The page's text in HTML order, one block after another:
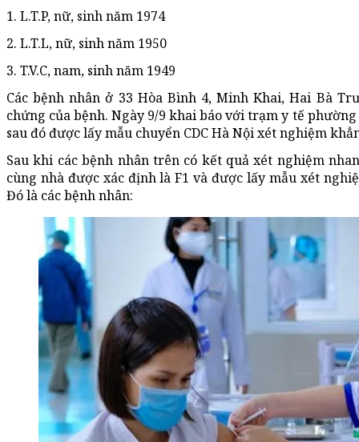
1. L.T.P, nữ, sinh năm 1974
2. L.T.L, nữ, sinh năm 1950
3. T.V.C, nam, sinh năm 1949
Các bệnh nhân ở 33 Hòa Bình 4, Minh Khai, Hai Bà
chứng của bệnh. Ngày 9/9 khai báo với trạm y tế
sau đó được lấy mẫu chuyển CDC Hà Nội xét nghiệm
Sau khi các bệnh nhân trên có kết quả xét nghiệm
cùng nhà được xác định là F1 và được lấy mẫu xét
Đó là các bệnh nhân: